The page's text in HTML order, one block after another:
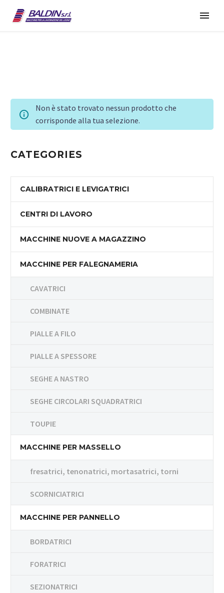
Non è stato trovato nessun prodotto che
corrisponde alla tua selezione.
CATEGORIES
CALIBRATRICI E LEVIGATRICI
CENTRI DI LAVORO
MACCHINE NUOVE A MAGAZZINO
MACCHINE PER FALEGNAMERIA
CAVATRICI
COMBINATE
PIALLE A FILO
PIALLE A SPESSORE
SEGHE A NASTRO
SEGHE CIRCOLARI SQUADRATRICI
TOUPIE
MACCHINE PER MASSELLO
fresatrici, tenonatrici, mortasatrici, torni
SCORNICIATRICI
MACCHINE PER PANNELLO
BORDATRICI
FORATRICI
SEZIONATRICI